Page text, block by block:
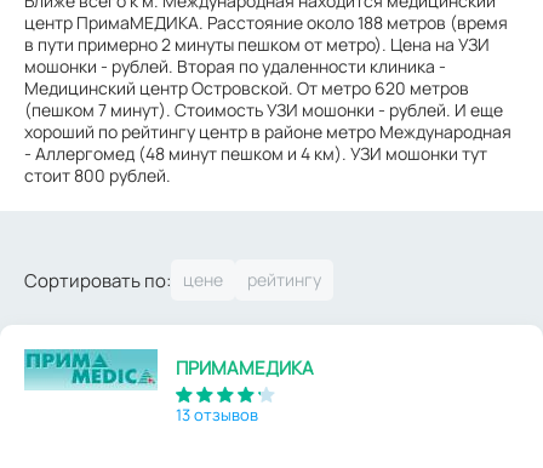
центр ПримаМЕДИКА. Расстояние около 188 метров (время
в пути примерно 2 минуты пешком от метро). Цена на УЗИ
мошонки - рублей. Вторая по удаленности клиника -
Медицинский центр Островской. От метро 620 метров
(пешком 7 минут). Стоимость УЗИ мошонки - рублей. И еще
хороший по рейтингу центр в районе метро Международная
- Аллергомед (48 минут пешком и 4 км). УЗИ мошонки тут
стоит 800 рублей.
Сортировать по:
ПРИМАМЕДИКА
13 отзывов